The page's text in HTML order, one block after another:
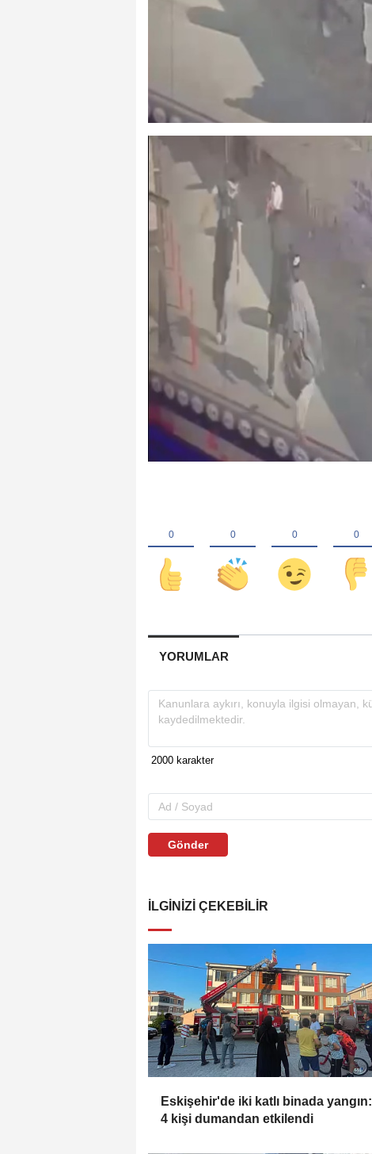
YORUMLAR
Gönder
İLGINIZI ÇEKEBILIR
Eskişehir'de iki katlı binada yangın:
4 kişi dumandan etkilendi